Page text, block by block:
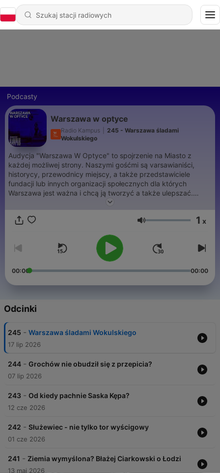
Podcasty
Warszawa w optyce
Radio Kampus
245 - Warszawa śladami
Wokulskiego
Audycja "Warszawa W Optyce" to spojrzenie na Miasto z
każdej możliwej strony. Naszymi gośćmi są varsawianiści,
historycy, przewodnicy miejscy, a także przedstawiciele
fundacji lub innych organizacji społecznych dla których
Warszawa jest ważna i chcą ją tworzyć a także ulepszać.
Premiera w Radiu Kampus w soboty o 12! Słuchajcie na 97,1 FM
Głośność 1 x
00:00 00:00
Odcinki
245 - Warszawa śladami Wokulskiego
17 lip 2026
244 - Grochów nie obudził się z przepicia?
07 lip 2026
243 - Od kiedy pachnie Saska Kępa?
12 cze 2026
242 - Służewiec - nie tylko tor wyścigowy
01 cze 2026
241 - Ziemia wymyślona? Błażej Ciarkowski o Łodzi
13 maj 2026